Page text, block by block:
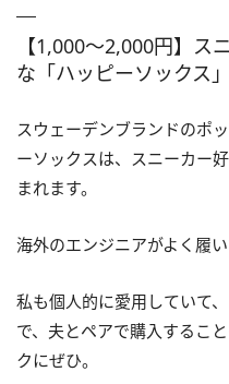
【1,000～2,000円】ス
な「ハッピーソックス」
スウェーデンブランドのポ
ーソックスは、スニーカー
まれます。
海外のエンジニアがよく履
私も個人的に愛用していて
で、夫とペアで購入するこ
クにぜひ。